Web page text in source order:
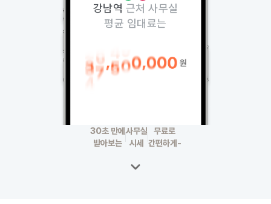
강남역 근처 사무실
평균 임대료는
시청역근처 사무실
여의도역근처 사무실
평균 임대료는
30초 만에
받아보는
사무실
시세
무료로
간편하게-